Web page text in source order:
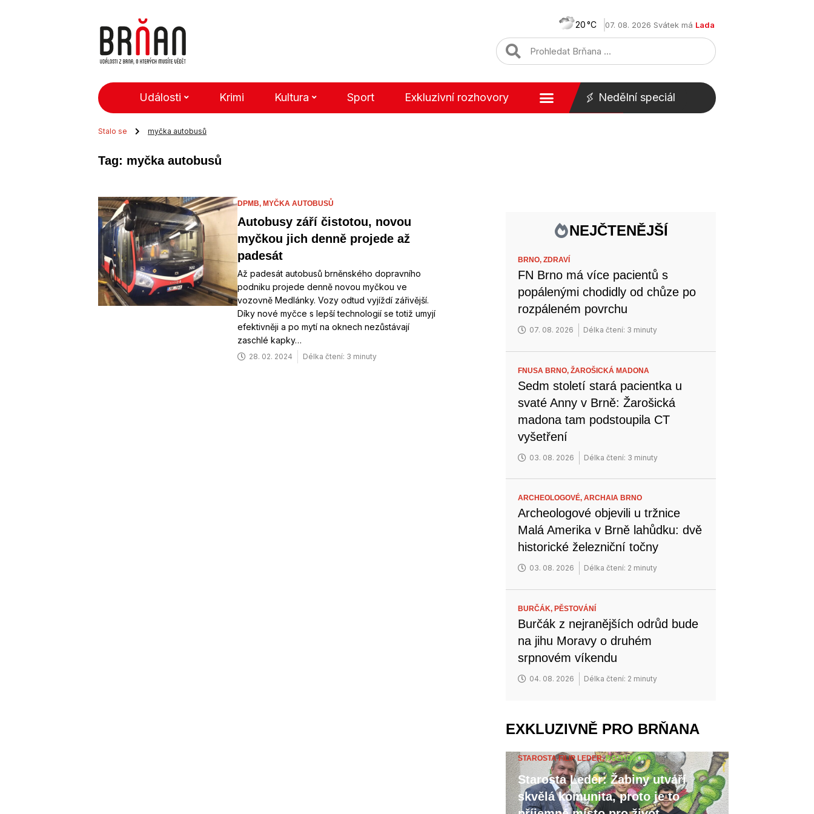
20 07. 08. 2026 Svátek má Lada
Události Krimi Kultura Sport Exkluzivní rozhovory Nedělní speciál
Stalo se myčka autobusů
Tag: myčka autobusů
DPMB, MYČKA AUTOBUSŮ
Autobusy září čistotou, novou
myčkou jich denně projede až
padesát
Až padesát autobusů brněnského dopravního
podniku projede denně novou myčkou ve
vozovně Medlánky. Vozy odtud vyjíždí zářivější.
Díky nové myčce s lepší technologií se totiž umyjí
efektivněji a po mytí na oknech nezůstávají
zaschlé kapky…
28. 02. 2024 Délka čtení: 3 minuty
NEJČTENĚJŠÍ
BRNO,ZDRAVÍ
FN Brno má více pacientů s
popálenými chodidly od chůze po
rozpáleném povrchu
07. 08. 2026 Délka čtení: 3 minuty
FNUSA BRNO,ŽAROŠICKÁ MADONA
Sedm století stará pacientka u
svaté Anny v Brně: Žarošická
madona tam podstoupila CT
vyšetření
03. 08. 2026 Délka čtení: 3 minuty
ARCHEOLOGOVÉ,ARCHAIA BRNO
Archeologové objevili u tržnice
Malá Amerika v Brně lahůdku: dvě
historické železniční točny
03. 08. 2026 Délka čtení: 2 minuty
BURČÁK,PĚSTOVÁNÍ
Burčák z nejranějších odrůd bude
na jihu Moravy o druhém
srpnovém víkendu
04. 08. 2026 Délka čtení: 2 minuty
EXKLUZIVNĚ PRO BRŇANA
STAROSTA FILIP LEDER,ROZHOVOR
Starosta Leder: Žabiny utváří
skvělá komunita, proto je to